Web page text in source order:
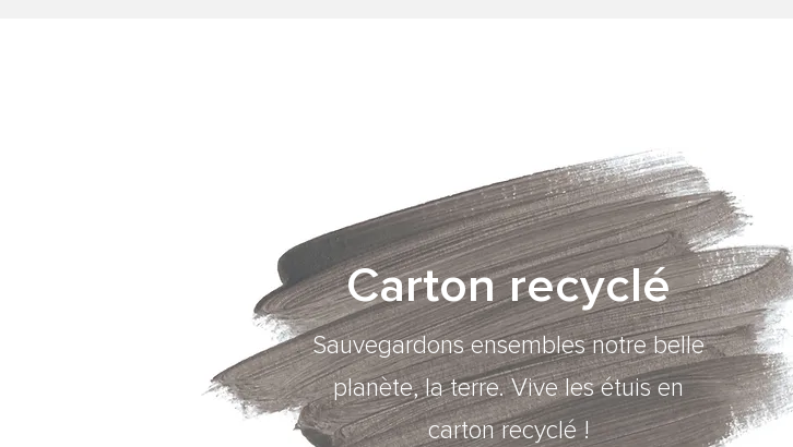
Carton recyclé
Sauvegardons ensembles notre belle
planète, la terre. Vive les étuis en
carton recyclé !